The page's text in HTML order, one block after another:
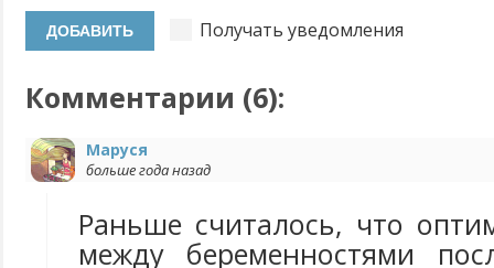
Получать уведомления
Комментарии (6):
Маруся
больше года назад
Раньше считалось, что
между беременностями